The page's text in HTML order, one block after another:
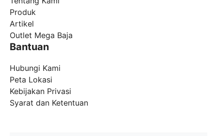
Produk
Artikel
Outlet Mega Baja
Bantuan
Hubungi Kami
Peta Lokasi
Kebijakan Privasi
Syarat dan Ketentuan